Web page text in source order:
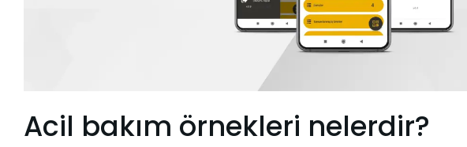
Acil bakım örnekleri nelerdir?